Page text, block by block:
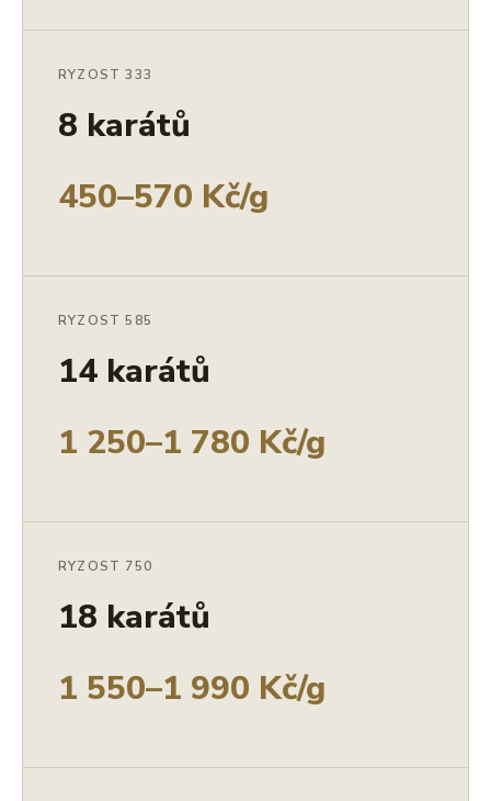
RYZOST 333
8 karátů
450–570 Kč/g
RYZOST 585
14 karátů
1 250–1 780 Kč/g
RYZOST 750
18 karátů
1 550–1 990 Kč/g